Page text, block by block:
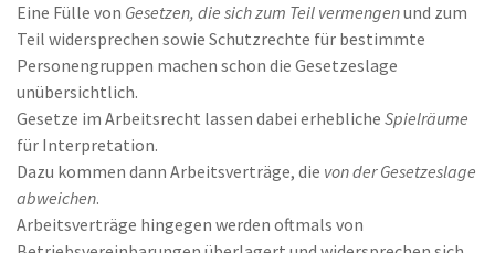
Eine Fülle von Gesetzen, die sich zum Teil vermengenund zum
Teil widersprechen sowie Schutzrechte für bestimmte
Personengruppen machen schon die Gesetzeslage
unübersichtlich.
Gesetze im Arbeitsrecht lassen dabei erhebliche Spielräume
für Interpretation.
Dazu kommen dann Arbeitsverträge, die von der Gesetzeslage
abweichen.
Arbeitsverträge hingegen werden oftmals von